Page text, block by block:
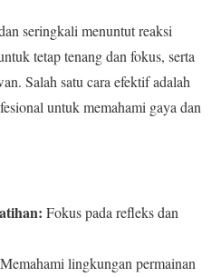
seringkali menuntut reaksi
tetap tenang dan fokus, serta
Salah satu cara efektif adalah
untuk memahami gaya dan
Fokus pada refleks dan
Memahami lingkungan permainan